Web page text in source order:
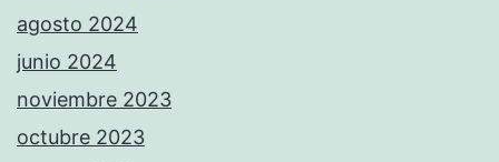
agosto 2024
junio 2024
noviembre 2023
octubre 2023